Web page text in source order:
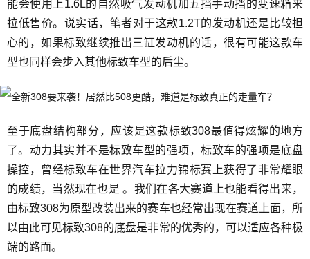
能会使用上1.6L的自然吸气发动机加五挡手动挡的变速箱来
拉低售价。说实话，笔者对于这款1.2T的发动机还是比较担
心的，如果标致继续推出三缸发动机的话，很有可能这款车
型也同样会步入其他标致车型的后尘。
至于底盘结构部分，应该是这款标致308最值得炫耀的地方
了。动力其实并不是标致车型的强项，标致车的强项是底盘
操控，曾经标致车在世界汽车拉力锦标赛上获得了非常耀眼
的成绩，当然现在也是 。我们在各大赛道上也能看得出来，
由标致308为原型改装出来的赛车也经常出现在赛道上面，所
以由此可见标致308的底盘是非常的优秀的，可以适应各种极
端的路面。